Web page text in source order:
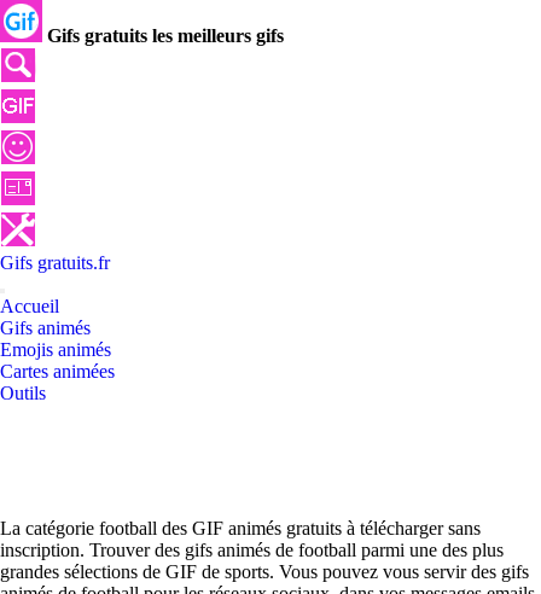
Gifs gratuits les meilleurs gifs
Gifs gratuits.fr
Accueil
Gifs animés
Emojis animés
Cartes animées
Outils
La catégorie football des GIF animés gratuits à télécharger sans
inscription. Trouver des gifs animés de football parmi une des plus
grandes sélections de GIF de sports. Vous pouvez vous servir des gifs